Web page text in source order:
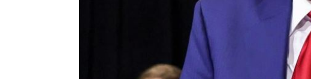
三立iNEWS新聞台線上直播
台彩父親節推新刮刮樂千萬頭獎超「爸」氣 12:00
商場戰國來臨 台中「頂奢大道」逐漸成形 12:00